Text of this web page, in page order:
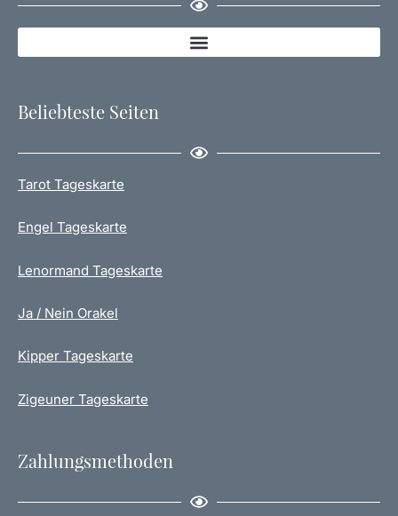
Beliebteste Seiten
Tarot Tageskarte
Engel Tageskarte
Lenormand Tageskarte
Ja / Nein Orakel
Kipper Tageskarte
Zigeuner Tageskarte
Zahlungsmethoden